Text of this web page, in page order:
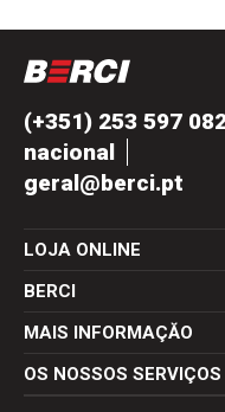
(+351) 253 597
nacional
geral@berci.pt
LOJA ONLINE
BERCI
MAIS INFORMAÇĂO
OS NOSSOS SERVIÇOS